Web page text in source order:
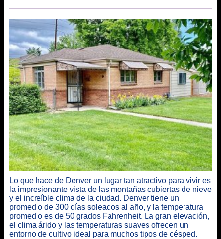
Lo que hace de Denver un lugar tan atractivo para vivir es
la impresionante vista de las montañas cubiertas de nieve
y el increíble clima de la ciudad. Denver tiene un
promedio de 300 días soleados al año, y la temperatura
promedio es de 50 grados Fahrenheit. La gran elevación,
el clima árido y las temperaturas suaves ofrecen un
entorno de cultivo ideal para muchos tipos de césped.